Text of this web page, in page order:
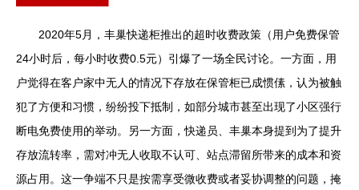
2020年5月，丰巢快递柜推出的超时收费政策（用户免费保管
24小时后，每小时收费0.5元）引爆了一场全民讨论。一方面，用
户觉得在客户家中无人的情况下存放在保管柜已成惯傃，认为被触
犯了方便和习惯，纷纷投下抵制，如部分城市甚至出现了小区强行
断电免费使用的举动。另一方面，快递员、丰巢本身提到为了提升
存放流转率，需对冲无人收取不认可、站点滞留所带来的成本和资
源占用。这一争端不只是按需享受微收费或者妥协调整的问题，掩